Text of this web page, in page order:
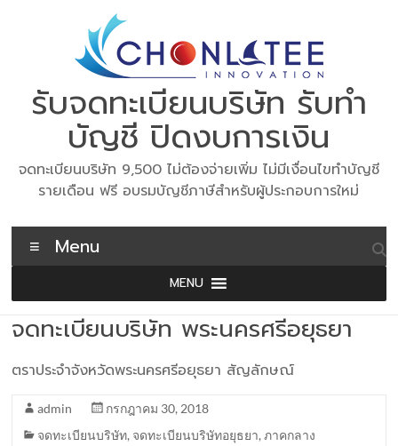
รับจดทะเบียนบริษัท รับทำ
บัญชี ปิดงบการเงิน
จดทะเบียนบริษัท 9,500 ไม่ต้องจ่ายเพิ่ม ไม่มีเงื่อนไขทำบัญชี
รายเดือน ฟรี อบรมบัญชีภาษีสำหรับผู้ประกอบการใหม่
Menu
MENU
จดทะเบียนบริษัท พระนครศรีอยุธยา
ตราประจำจังหวัดพระนครศรีอยุธยา สัญลักษณ์
admin
กรกฎาคม 30, 2018
จดทะเบียนบริษัท, จดทะเบียนบริษัทอยุธยา,ภาคกลาง